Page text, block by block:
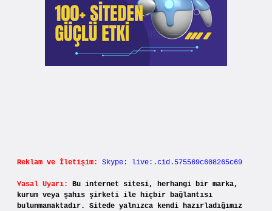
Reklam ve İletişim: Skype: live:.cid.575569c608265c69
Yasal Uyarı:
Bu internet sitesi, herhangi bir marka,
kurum veya şahıs şirketi ile hiçbir bağlantısı
bulunmamaktadır. Sitede yalnızca kendi hazırladığımız